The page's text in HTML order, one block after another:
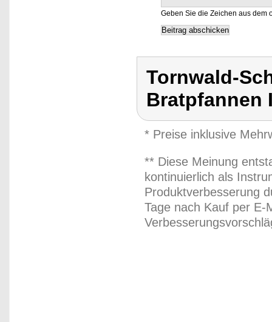
Geben Sie die Zeichen aus dem
Tornwald-
Bratpfannen
* Preise inklusive
** Diese Meinung
kontinuierlich als
Produktverbesserung
Tage nach Kauf per E-